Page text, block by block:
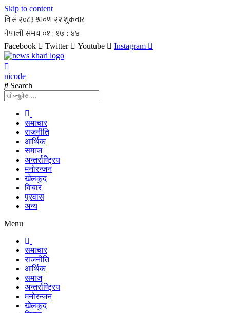
Skip to content
Facebook Twitter Youtube Instagram
nicode
Search
समाचार
राजनीति
आर्थिक
समाज
अन्तर्राष्ट्रिय
मनोरन्जन
खेलकुद
विचार
प्रवास
अन्य
Menu
समाचार
राजनीति
आर्थिक
समाज
अन्तर्राष्ट्रिय
मनोरन्जन
खेलकुद